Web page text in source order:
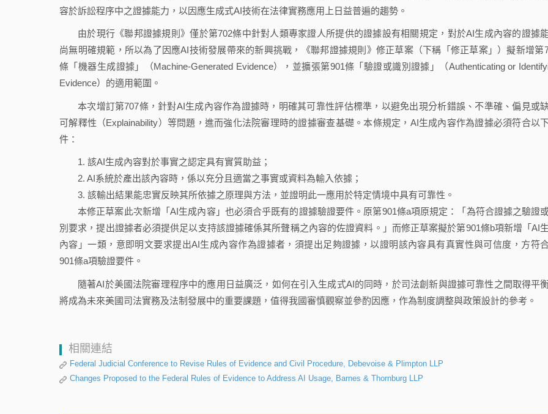
容於訴訟程序中之證據能力，以因應生成式AI技術在法律實務應用上日益普遍的趨勢。
由於現行《聯邦證據規則》僅於第702條中針對人類專家證人所提供的證據設有相關規定，對於AI生成內容的證據
尚無明確規範，所以為了因應AI技術發展帶來的新興挑戰，《聯邦證據規則》修正草案（下稱「修正草案」）擬新增第
條「機器生成證據」（Machine-Generated Evidence），並擴張第901條「驗證或識別證據」（Authenticating or
Evidence）的適用範圍。
本次增訂第707條，針對AI生成內容作為證據時，明確其可靠性評估標準，以避免出現分析錯誤、不準確、偏見或
可解釋性（Explainability）等問題，進而強化法院審理時的證據審查基礎。本條規定，AI生成內容作為證據必須符合以
件：
1. 該AI生成內容對於事實之認定具有實質助益；
2. AI系統於產出該內容時，係以充分且適當之事實或資料為輸入依據；
3. 該輸出結果能忠實反映其所依據之原理與方法，並證明此一應用於特定情境中具有可靠性。
本修正草案此次新增「AI生成內容」也必須合乎既有的證據驗證要件。原第901條a項原規定：「為符合證據之驗證
別要求，提出證據者必須提供足以支持該證據確係其所聲稱之內容的佐證資料。」而修正草案擬於第901條b項新增「AI
內容」一類，意即明文要求提出AI生成內容作為證據者，須提出足夠證據，以證明該內容具有真實性與可信度，方符
901條a項驗證要件。
隨著AI於美國法院審理程序中的應用日益廣泛，如何在引入生成式AI的同時，於司法創新與證據可靠性之間取得平衡
將成為未來美國司法實務及法制發展中的重要課題，值得我國審慎觀察並參酌因應，作為制度調整與政策設計的參考。
相關連結
Federal Judicial Conference to Revise Rules of Evidence and Civil Procedure, Debevoise & Plimpton LLP
Changes Proposed to the Federal Rules of Evidence to Address AI Usage, Barnes & Thornburg LLP